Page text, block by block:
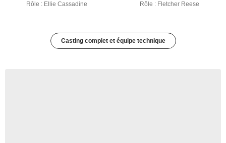
Rôle : Ellie Cassadine Rôle : Fletcher Reese
Casting complet et équipe technique